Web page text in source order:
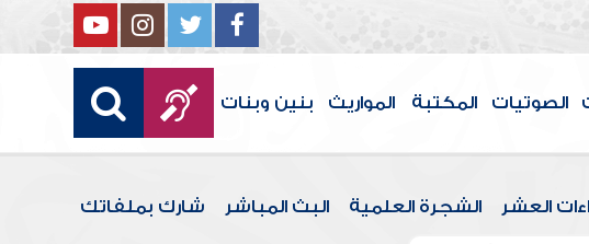
الصوتيات المكتبة المواريث بنين وبنات
العشر الشجرة العلمية البث المباشر شارك بملفاتك